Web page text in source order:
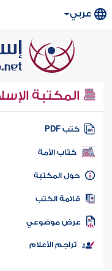
عربي
المكتبة
كتب PDF
كتاب الأمة
المكتبة
الكتب
موضوعي